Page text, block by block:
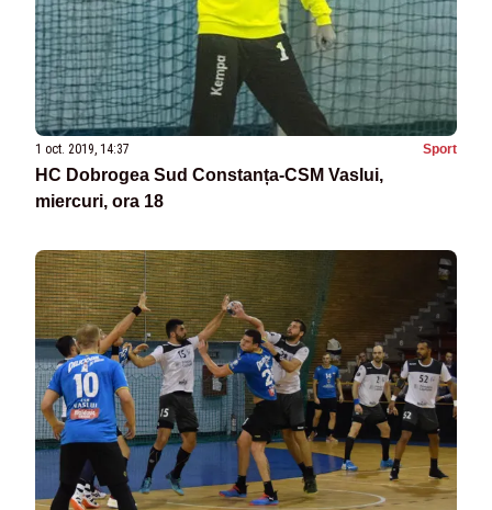
1 oct. 2019, 14:37 Sport
HC Dobrogea Sud Constanța-CSM Vaslui,
miercuri, ora 18